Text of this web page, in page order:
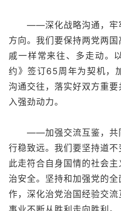
——深化战略沟通，牢牢
方向。我们要保持两党两
戚一样常来往、多走动。
约》签订65周年为契机，
沟通交往，落实好双方重
入强劲动力。
——加强交流互鉴，共同
行稳致远。我们要坚持道
此走符合自身国情的社会
治安全。坚持和加强党的
作，深化治党治国经验交